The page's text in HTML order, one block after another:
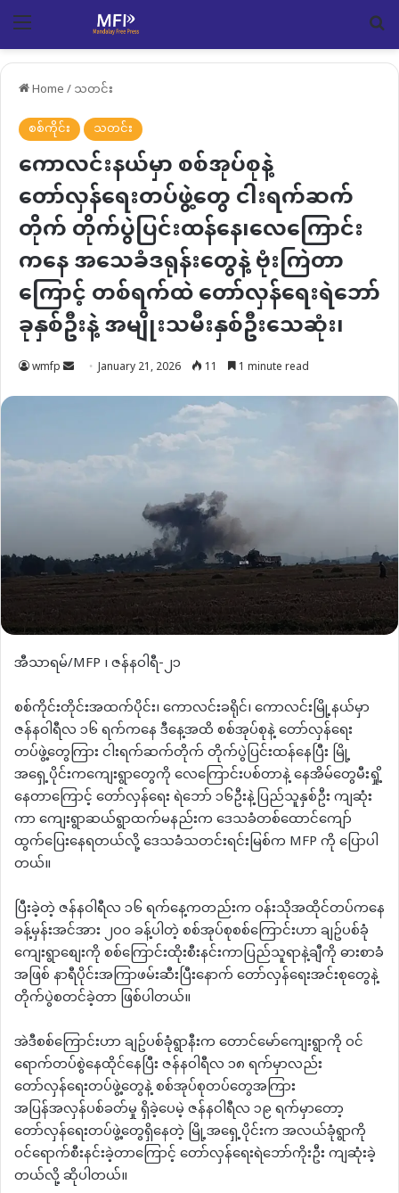
Menu
Home/သတင်း
စစ်ကိုင်း
သတင်း
ကောလင်းနယ်မှာ စစ်အုပ်စုနဲ့
တော်လှန်ရေးတပ်ဖွဲ့တွေ ငါးရက်ဆက်
တိုက် တိုက်ပွဲပြင်းထန်နေ၊လေကြောင်း
ကနေ အသေခံဒရုန်းတွေနဲ့ ဗုံးကြဲတာ
ကြောင့် တစ်ရက်ထဲ တော်လှန်ရေးရဲဘော်
ခုနှစ်ဦးနဲ့ အမျိုးသမီးနှစ်ဦးသေဆုံး၊
wmfp SendJanuary 21, 2026 11 1 minute read
အီသာရမ်/MFP ၊ ဇန်နဝါရီ-၂၁
စစ်ကိုင်းတိုင်းအထက်ပိုင်း၊ ကောလင်းခရိုင်၊ ကောလင်းမြို့နယ်မှာ
ဇန်နဝါရီလ ၁၆ ရက်ကနေ ဒီနေ့အထိ စစ်အုပ်စုနဲ့ တော်လှန်ရေး
တပ်ဖွဲ့တွေကြား ငါးရက်ဆက်တိုက် တိုက်ပွဲပြင်းထန်နေပြီး မြို့
အရှေ့ပိုင်းကကျေးရွာတွေကို လေကြောင်းပစ်တာနဲ့ နေအိမ်တွေမီးရှို့
နေတာကြောင့် တော်လှန်ရေး ရဲဘော် ၁၆ဦးနဲ့ပြည်သူနှစ်ဦး ကျဆုံး
ကာ ကျေးရွာဆယ်ရွာထက်မနည်းက ဒေသခံတစ်ထောင်ကျော်
ထွက်ပြေးနေရတယ်လို့ ဒေသခံသတင်းရင်းမြစ်က MFP ကို ပြောပါ
တယ်။
ပြီးခဲ့တဲ့ ဇန်နဝါရီလ ၁၆ ရက်နေ့ကတည်းက ဝန်းသိုအထိုင်တပ်ကနေ
ခန့်မှန်းအင်အား ၂၀၀ ခန့်ပါတဲ့ စစ်အုပ်စုစစ်ကြောင်းဟာ ချဥ်ပစ်ခုံ
ကျေးရွာစျေးကို စစ်ကြောင်းထိုးစီးနင်းကာပြည်သူရာနဲ့ချီကို ဓားစာခံ
အဖြစ် နာရီပိုင်းအကြာဖမ်းဆီးပြီးနောက် တော်လှန်ရေးအင်းစုတွေနဲ့
တိုက်ပွဲစတင်ခဲ့တာ ဖြစ်ပါတယ်။
အဲဒီစစ်ကြောင်းဟာ ချဥ်ပစ်ခုံရွာနီးက တောင်မော်ကျေးရွာကို ဝင်
ရောက်တပ်စွဲနေထိုင်နေပြီး ဇန်နဝါရီလ ၁၈ ရက်မှာလည်း
တော်လှန်ရေးတပ်ဖွဲ့တွေနဲ့ စစ်အုပ်စုတပ်တွေအကြား
အပြန်အလှန်ပစ်ခတ်မှု ရှိခဲ့ပေမဲ့ ဇန်နဝါရီလ ၁၉ ရက်မှာတော့
တော်လှန်ရေးတပ်ဖွဲ့တွေရှိနေတဲ့ မြို့အရှေ့ပိုင်းက အလယ်ခုံရွာကို
ဝင်ရောက်စီးနင်းခဲ့တာကြောင့် တော်လှန်ရေးရဲဘော်ကိုးဦး ကျဆုံးခဲ့
တယ်လို့ ဆိုပါတယ်။